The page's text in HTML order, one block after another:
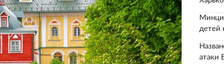
детей
атаки